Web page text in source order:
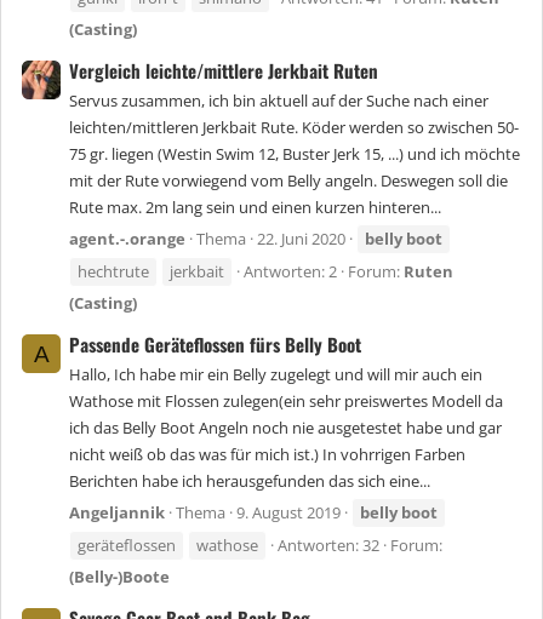
(Casting)
Vergleich leichte/mittlere Jerkbait Ruten
Servus zusammen, ich bin aktuell auf der Suche nach einer
leichten/mittleren Jerkbait Rute. Köder werden so zwischen 50-
75 gr. liegen (Westin Swim 12, Buster Jerk 15, ...) und ich möchte
mit der Rute vorwiegend vom Belly angeln. Deswegen soll die
Rute max. 2m lang sein und einen kurzen hinteren...
agent.-.orange Thema 22. Juni 2020 belly boot
hechtrute
jerkbait Antworten: 2 Forum: Ruten
(Casting)
A Passende Geräteflossen fürs Belly Boot
Hallo, Ich habe mir ein Belly zugelegt und will mir auch ein
Wathose mit Flossen zulegen(ein sehr preiswertes Modell da
ich das Belly Boot Angeln noch nie ausgetestet habe und gar
nicht weiß ob das was für mich ist.) In vohrrigen Farben
Berichten habe ich herausgefunden das sich eine...
Angeljannik Thema 9. August 2019 belly boot
geräteflossen
wathose Antworten: 32 Forum:
(Belly-)Boote